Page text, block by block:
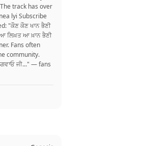
track has over
lyi Subscribe
"ਕੌਣ ਕੌਣ ਖਾਨ ਭੈਣੀ
ਲਿਖ਼ਤ ਆ ਖ਼ਾਨ ਭੈਣੀ
Fans often
community.
ਜੀ..." — fans